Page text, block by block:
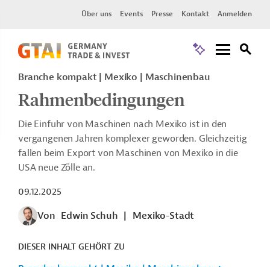
Über uns Events Presse Kontakt Anmelden
Branche kompakt | Mexiko | Maschinenbau
Rahmenbedingungen
Die Einfuhr von Maschinen nach Mexiko ist in den
vergangenen Jahren komplexer geworden. Gleichzeitig
fallen beim Export von Maschinen von Mexiko in die
USA neue Zölle an.
09.12.2025
Von Edwin Schuh Mexiko-Stadt
DIESER INHALT GEHÖRT ZU